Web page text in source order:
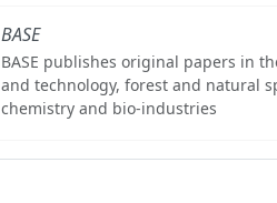
BASE
BASE publishes original papers in
and technology, forest and natural
chemistry and bio-industries